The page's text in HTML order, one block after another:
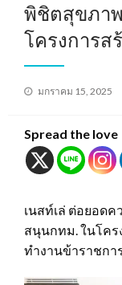
พิชิตสุขภา
โครงการส
Posted
มกราคม 15, 2025
Spread the love
เนสท์เล่ ต่อยอด
สนุนกทม. ในโค
ทำงานข้าราชกา